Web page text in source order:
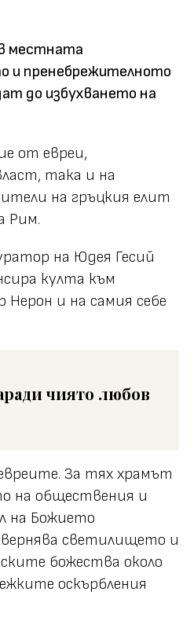
местната
и пренебрежителното
до избухването на
от евреи,
така и на
на гръцкия елит
Рим.
на Юдея Гесий
култа към
и на самия себе
чиято любов
За тях храмът
на обществения и
на Божието
светилището и
божества около
оскърбления